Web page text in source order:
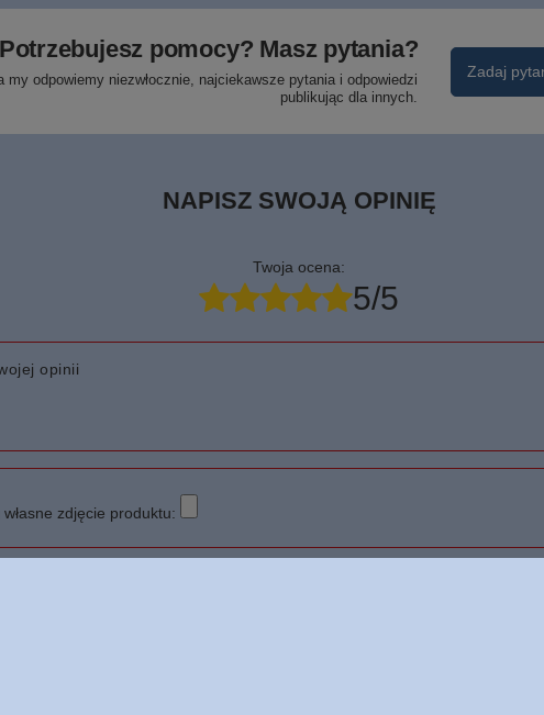
Potrzebujesz pomocy? Masz pytania?
my odpowiemy niezwłocznie, najciekawsze pytania i odpowiedzi
publikując dla innych.
Zadaj
NAPISZ SWOJĄ OPINIĘ
Twoja ocena:
5/5
opinii
zdjęcie produktu: